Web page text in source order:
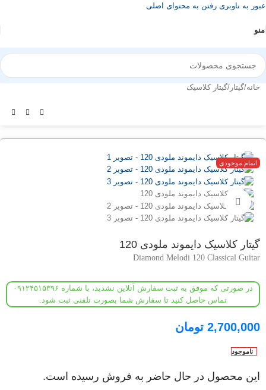
عبور به ناوبری رفتن به محتوای اصلی
منو
خانه/گیتار /گیتار کلاسیک
اتمام موجودی
بزرگنمایی تصویر
گیتار کلاسیک دایموند ملودی 120
Diamond Melodi 120 Classical Guitar
در صورتی که موفق به ثبت سفارش آنلاین نشدید، با شماره ۰۹۱۲۴۵۱۵۳۹۶
تماس حاصل کنید تا سفارش شما بصورت تلفنی ثبت شود.
2,700,000 تومان
ناموجود
این محصول در حال حاضر به فروش رسیده است.